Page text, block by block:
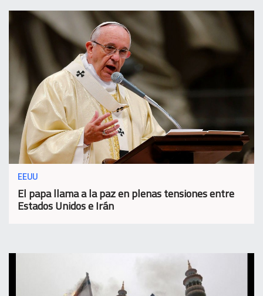
EEUU
El papa llama a la paz en plenas tensiones entre
Estados Unidos e Irán